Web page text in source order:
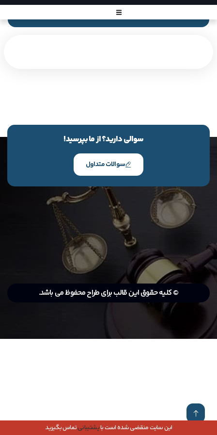
این سایت منقضی شده است باپشتیبانیتماس بگیرید
سوالی دارید؟ از ما بپرسید!
سوالات متداول
© کلیه حقوق این قالب برای طراح محفوظ می باشد.